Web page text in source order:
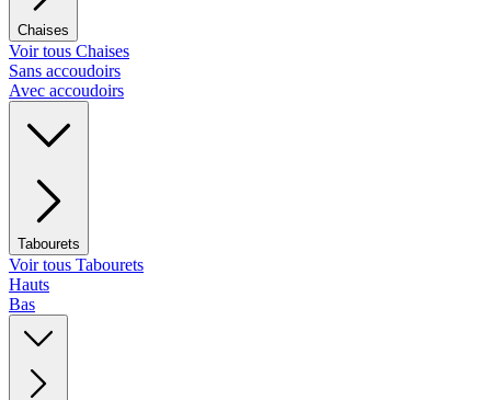
Chaises
Voir tous Chaises
Sans accoudoirs
Avec accoudoirs
Tabourets
Voir tous Tabourets
Hauts
Bas